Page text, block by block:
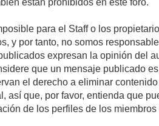
están prohibidos en este foro.
para el Staff o los
y por tanto, no somos
expresan la opinión del
que un mensaje publicado
el derecho a eliminar
así que, por favor, entienda que
de los perfiles de los miembros